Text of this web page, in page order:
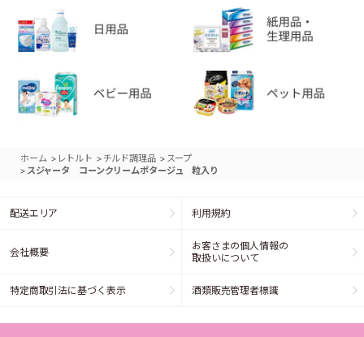
ホーム > レトルト >チルド調理品 > スープ
> スジャータ コーンクリームポタージュ 粒入り
配送エリア 利用規約
会社概要
お客さまの個人情報の
取扱いについて
特定商取引法に基づく表示 酒類販売管理者標識